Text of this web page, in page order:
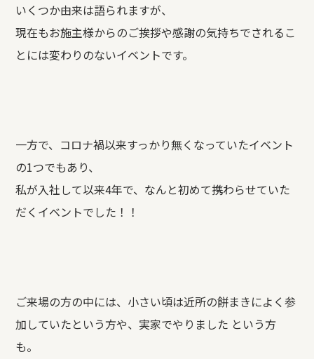
いくつか由来は語られますが、
現在もお施主様からのご挨拶や感謝の気持ちでされるこ
とには変わりのないイベントです。
一方で、コロナ禍以来すっかり無くなっていたイベント
の1つでもあり、
私が入社して以来4年で、なんと初めて携わらせていた
だくイベントでした！！
ご来場の方の中には、小さい頃は近所の餅まきによく参
加していたという方や、実家でやりました という方
も。